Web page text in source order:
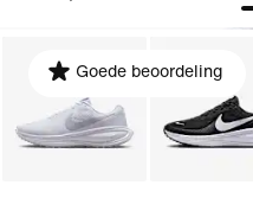
Goede beoordeling